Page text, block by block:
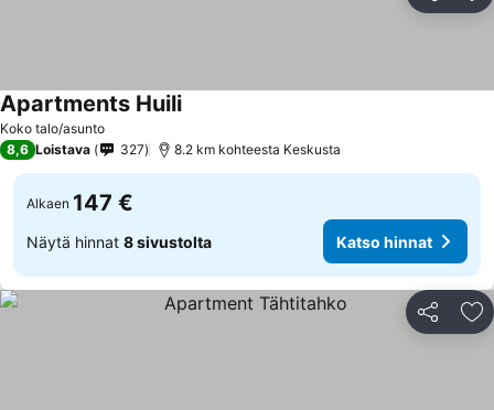
Koko talo/asunto
Apartments HuiliKatso hinnat
8,6 Loistava 327 8.2 km kohteesta Keskusta
Alkaen 147 €
Näytä hinnat 8 sivustolta Katso hinnat
Jaa